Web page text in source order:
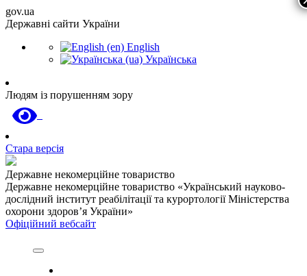
gov.ua
Державні сайти України
English
Українська
Людям із порушенням зору
Стара версія
Державне некомерційне товариство
Державне некомерційне товариство «Український науково-
дослідний інститут реабілітації та курортології Міністерства
охорони здоров’я України»
Офіційний вебсайт